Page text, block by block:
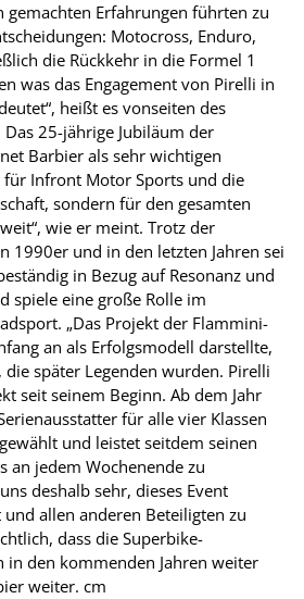
gemachten Erfahrungen führten zu
Motocross, Enduro,
die Rückkehr in die Formel 1
was das Engagement von Pirelli in
heißt es vonseiten des
25-jährige Jubiläum der
Barbier als sehr wichtigen
für Infront Motor Sports und die
sondern für den gesamten
wie er meint. Trotz der
1990er und in den letzten Jahren sei
in Bezug auf Resonanz und
spiele eine große Rolle im
„Das Projekt der Flammini-
an als Erfolgsmodell darstellte,
die später Legenden wurden. Pirelli
seit seinem Beginn. Ab dem Jahr
für alle vier Klassen
und leistet seitdem seinen
an jedem Wochenende zu
deshalb sehr, dieses Event
allen anderen Beteiligten zu
dass die Superbike-
in den kommenden Jahren weiter
weiter.cm